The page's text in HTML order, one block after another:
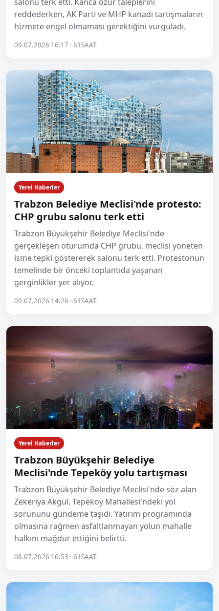
reddederken, AK Parti ve MHP kanadı tartışmaların
hizmete engel olmaması gerektiğini vurguladı.
09.07.2026 16:17 · 61SAAT
Yerel Haberler
Trabzon Belediye Meclisi'nde protesto:
CHP grubu salonu terk etti
Trabzon Büyükşehir Belediye Meclisi'nde
gerçekleşen oturumda CHP grubu, meclisi yöneten
isme tepki göstererek salonu terk etti. Protestonun
temelinde bir önceki toplantıda yaşanan
gerginlikler yer alıyor.
09.07.2026 14:26 · 61SAAT
Yerel Haberler
Trabzon Büyükşehir Belediye
Meclisi'nde Tepeköy yolu tartışması
Trabzon Büyükşehir Belediye Meclisi'nde söz alan
Zekeriya Akgül, Tepeköy Mahallesi'ndeki yol
sorununu gündeme taşıdı. Yatırım programında
olmasına rağmen asfaltlanmayan yolun mahalle
halkını mağdur ettiğini belirtti.
08.07.2026 16:53 · 61SAAT